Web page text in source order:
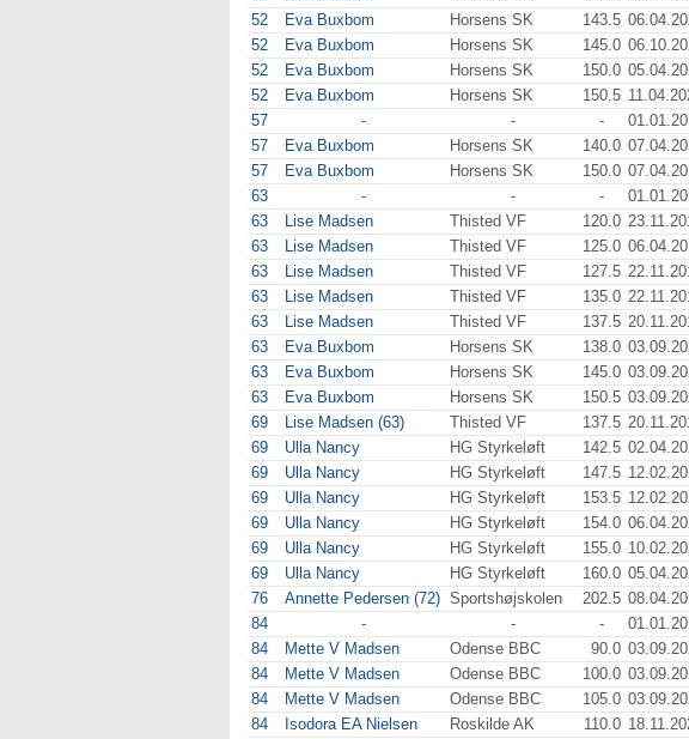
52
Eva Buxbom Horsens SK 143.5
52
Eva Buxbom Horsens SK 145.0
52
Eva Buxbom Horsens SK 150.0
52
Eva Buxbom Horsens SK 150.5
57
- - -
57
Eva Buxbom Horsens SK 140.0
57
Eva Buxbom Horsens SK 150.0
63
- - -
63
Lise Madsen Thisted VF 120.0
63
Lise Madsen Thisted VF 125.0
63
Lise Madsen Thisted VF 127.5
63
Lise Madsen Thisted VF 135.0
63
Lise Madsen Thisted VF 137.5
63
Eva Buxbom Horsens SK 138.0
63
Eva Buxbom Horsens SK 145.0
63
Eva Buxbom Horsens SK 150.5
69
Lise Madsen (63) Thisted VF 137.5
69
Ulla Nancy HG Styrkeløft 142.5
69
Ulla Nancy HG Styrkeløft 147.5
69
Ulla Nancy HG Styrkeløft 153.5
69
Ulla Nancy HG Styrkeløft 154.0
69
Ulla Nancy HG Styrkeløft 155.0
69
Ulla Nancy HG Styrkeløft 160.0
76
Annette Pedersen (72) Sportshøjskolen 202.5
84
- - -
84
Mette V Madsen Odense BBC 90.0
84
Mette V Madsen Odense BBC 100.0
84
Mette V Madsen Odense BBC 105.0
84
Isodora EA Nielsen Roskilde AK 110.0